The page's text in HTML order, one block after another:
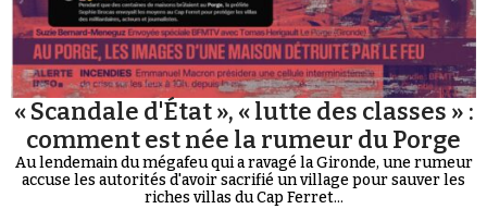
« Scandale d'État », « lutte des classes » :
comment est née la rumeur du Porge
Au lendemain du mégafeu qui a ravagé la Gironde, une rumeur
accuse les autorités d'avoir sacrifié un village pour sauver les
riches villas du Cap Ferret...